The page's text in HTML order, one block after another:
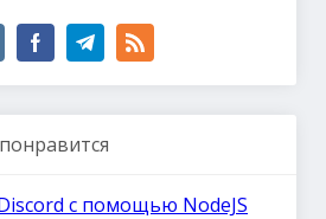
с помощью NodeJS